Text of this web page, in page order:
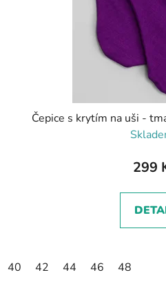
Čepice s krytím na uši -
299
40 42 44 46 48